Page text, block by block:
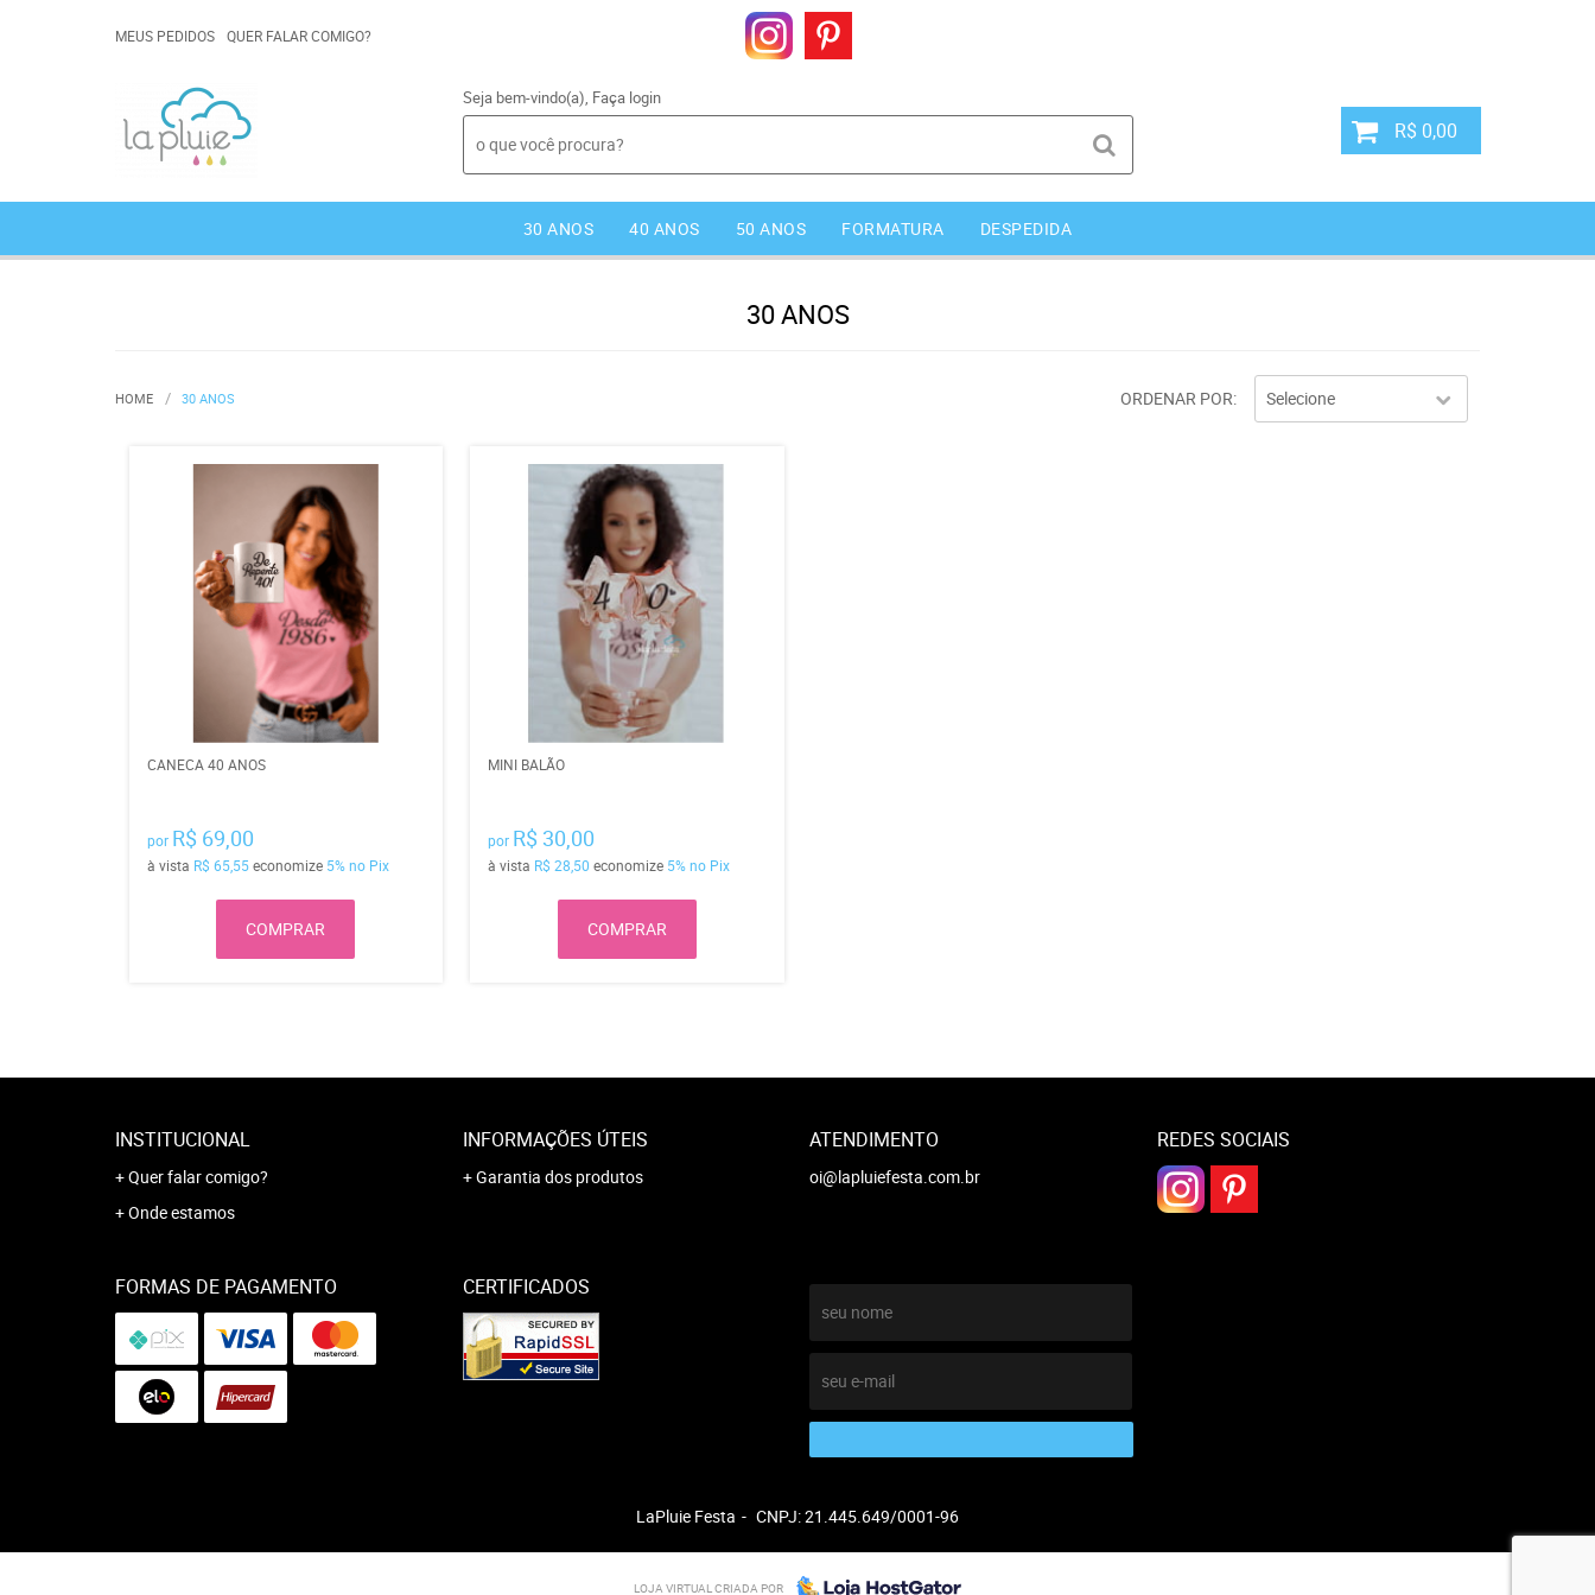
MEUS PEDIDOS QUER FALAR COMIGO?
Seja bem-vindo(a), Faça login
R$ 0,00
30 ANOS 40 ANOS 50 ANOS FORMATURA DESPEDIDA
30 ANOS
HOME 30 ANOS ORDENAR POR Selecione
CANECA 40 ANOS
por R$ 69,00
à vista R$ 65,55economize 5% no Pix
COMPRAR
MINI BALÃO
por R$ 30,00
à vista R$ 28,50 economize 5%no Pix
COMPRAR
INSTITUCIONAL
Quer falar comigo?
Onde estamos
INFORMAÇÕES ÚTEIS
Garantia dos produtos
ATENDIMENTO
oi@lapluiefesta.com.br
REDES SOCIAIS
FORMAS DE PAGAMENTO CERTIFICADOS
LaPluie Festa CNPJ: 21.445.649/0001-96
LOJA VIRTUAL CRIADA POR